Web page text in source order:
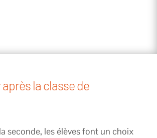
après la classe de
seconde, les élèves font un choix